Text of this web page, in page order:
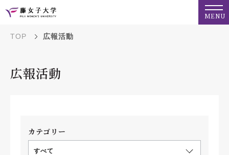
MENU
TOP 広報活動
広報活動
カテゴリー
すべて